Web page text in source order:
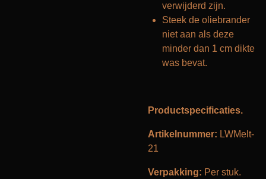
verwijderd zijn.
Steek de oliebrander
niet aan als deze
minder dan 1 cm dikte
was bevat.
Productspecificaties.
Artikelnummer: LWMelt-
21
Verpakking: Per stuk.